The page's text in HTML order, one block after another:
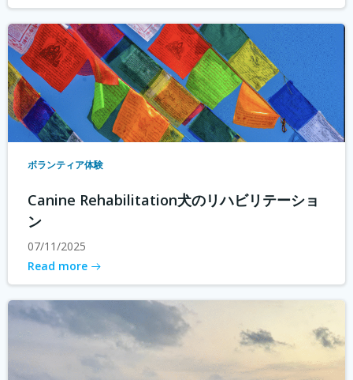
ボランティア体験
Canine Rehabilitation犬のリハビリテーショ
ン
07/11/2025
Read more